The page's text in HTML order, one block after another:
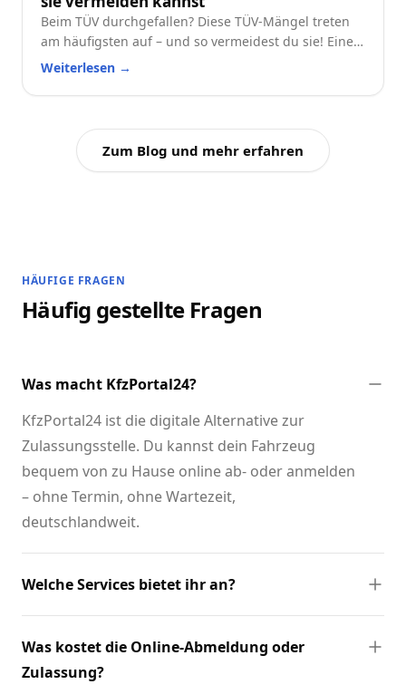
Beim TÜV durchgefallen? Diese TÜV-Mängel treten
am häufigsten auf – und so vermeidest du sie! Eine
praktische Checkliste für alle Autofahrer.
Weiterlesen →
Zum Blog und mehr erfahren
HÄUFIGE FRAGEN
Häufig gestellte Fragen
Was macht KfzPortal24?
KfzPortal24 ist die digitale Alternative zur
Zulassungsstelle. Du kannst dein Fahrzeug
bequem von zu Hause online ab- oder anmelden
– ohne Termin, ohne Wartezeit,
deutschlandweit.
Welche Services bietet ihr an?
Was kostet die Online-Abmeldung oder
Zulassung?